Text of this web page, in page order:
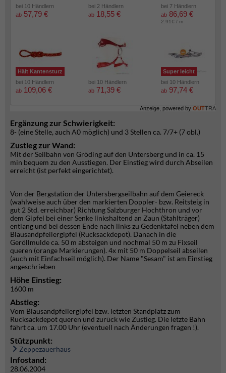
bei 10 Händlern
ab 57,79 €
bei 2 Händlern
ab 18,55 €
bei 7 Händlern
ab 86,69 €
2.91€ / m
Hält Kantensturz
bei 10 Händlern
ab 109,06 €
bei 10 Händlern
ab 71,39 €
Super leicht
bei 10 Händlern
ab 97,74 €
Anzeige, powered by OUTTRA
Ergänzung zur Schwierigkeit:
8- (eine Stelle, auch A0 möglich) und 3 Stellen ca. 7/7+ (7 obl.)
Zustieg zur Wand:
Mit der Seilbahn von Gröding auf den Untersberg und in ca. 15
min bequem zu den Ausstiegen. Der Einstieg wird durch Abseilen
erreicht (ist perfekt eingerichtet).
Von der Bergstation der Untersbergseilbahn auf dem Geiereck
(wahlweise auch über den markierten Doppler- bzw. Reitsteig in
gut 2 Std. erreichbar) Richtung Salzburger Hochthron und vor
dem Gipfel bei einer Senke linkshaltend an Zaun (Stahlträger)
entlang und bei dessen Ende nach links zu Gedenktafel neben dem
Blausandpfeilergipfel (Rucksackdepot). Danach in die
Geröllmulde ca. 50 m absteigen und nochmal 50 m zu Fixseil
queren (orange Markierungen). 4x mit 50 m Doppelseil abseilen
(auch mit Einfachseil möglich). Der Name "Sesam" ist am Einstieg
angeschrieben
Höhe Einstieg:
1600 m
Abstieg:
Vom Blausandpfeilergipfel bzw. letzten Standplatz zum
Rucksackdepot queren und zurück wie Zustieg. Die letzte Bahn
fährt ca. um 17.00 Uhr (eventuell nach Änderungen fragen !).
Stützpunkt:
Zeppezauerhaus
Infostand:
28.06.2004